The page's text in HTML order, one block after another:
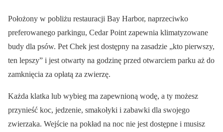
Położony w pobliżu restauracji Bay Harbor, naprzeciwko
preferowanego parkingu, Cedar Point zapewnia klimatyzowane
budy dla psów. Pet Chek jest dostępny na zasadzie „kto pierwszy,
ten lepszy” i jest otwarty na godzinę przed otwarciem parku aż do
zamknięcia za opłatą za zwierzę.
Każda klatka lub wybieg ma zapewnioną wodę, a ty możesz
przynieść koc, jedzenie, smakołyki i zabawki dla swojego
zwierzaka. Wejście na pokład na noc nie jest dostępne i musisz